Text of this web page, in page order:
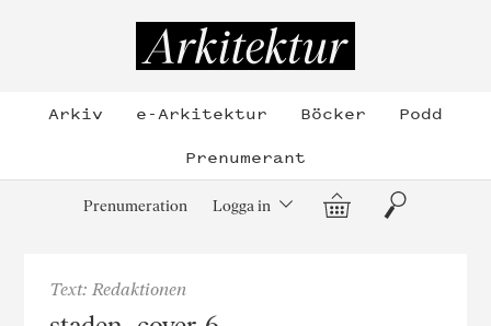
Arkiv e-Arkitektur Böcker
Podd
Prenumerant
Prenumeration Logga in Varukorg
Sök
Text: Redaktionen